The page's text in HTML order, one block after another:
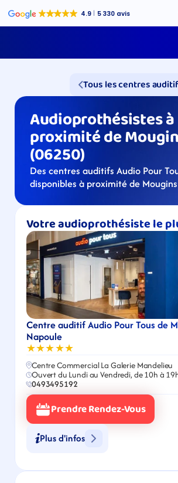
Tous les centres
Audioprothésistes à
proximité de
(06250)
Des centres auditifs Audio Pour
disponibles à proximité de Mougins
Votre audioprothésiste le
Centre auditif Audio Pour Tous de
Napoule
★★★★★
Centre Commercial La Galerie Mandelieu
Ouvert du Lundi au Vendredi, de 10h à
0493495192
Prendre Rendez-Vous
Plus d'infos